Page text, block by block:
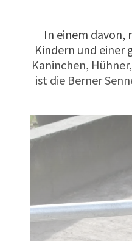
In einem davon,
Kindern und einer
Kaninchen,
ist die Berner